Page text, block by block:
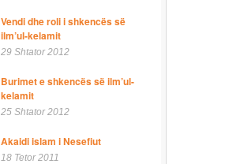
Vendi dhe roli i shkencës së
ilm’ul-kelamit
29 Shtator 2012
Burimet e shkencës së ilm’ul-
kelamit
25 Shtator 2012
Akaidi islam i Nesefiut
18 Tetor 2011